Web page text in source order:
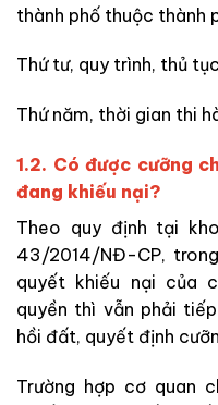
thành phố thuộc thành
Thứ tư, quy trình, thủ
Thứ năm, thời gian thi
1.2. Có được cưỡng
đang khiếu nại?
Theo quy định tại
43/2014/NĐ-CP,
quyết khiếu nại của
quyền thì vẫn phải
hồi đất, quyết định
Trường hợp cơ quan